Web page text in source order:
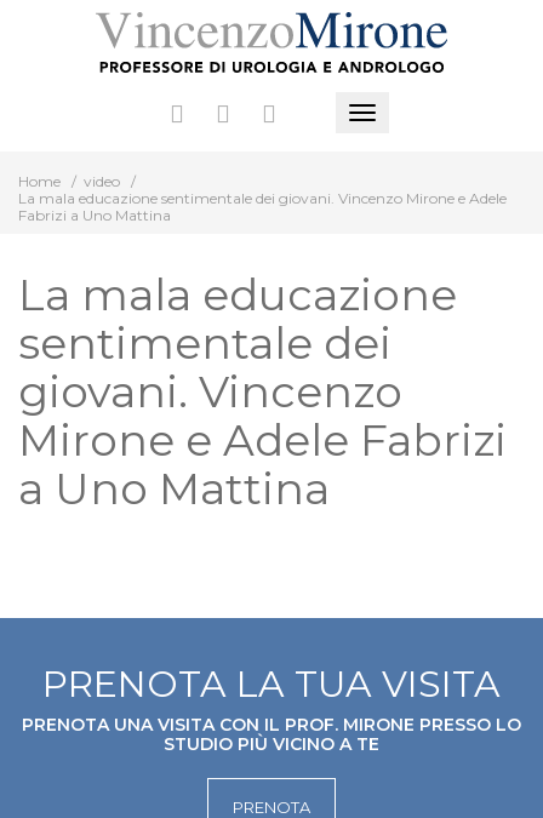
Mostra
Home / video /
La mala educazione sentimentale dei giovani. Vincenzo Mirone e Adele
Fabrizi a Uno Mattina
La mala educazione
sentimentale dei
giovani. Vincenzo
Mirone e Adele Fabrizi
a Uno Mattina
PRENOTA LA TUA VISITA
PRENOTA UNA VISITA CON IL PROF. MIRONE PRESSO LO
STUDIO PIÙ VICINO A TE
PRENOTA